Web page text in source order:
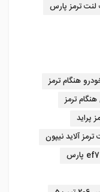
ترمز پارس
هنگام ترمز
ترمز
پراید
ترمز آلاید نیپون